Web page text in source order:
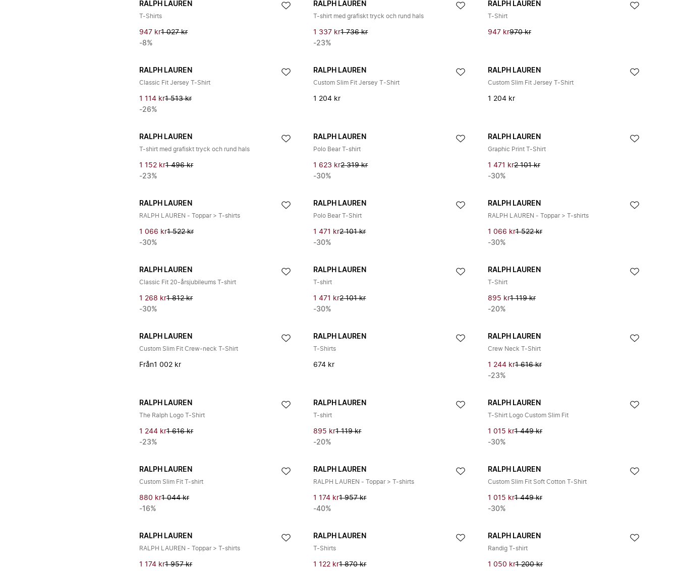
RALPH LAUREN
T-Shirts
947 kr1 027 kr
-8%
RALPH LAUREN
T-shirt med grafiskt tryck och rund hals
1 337 kr1 736 kr
-23%
RALPH LAUREN
T-Shirt
947 kr970 kr
RALPH LAUREN
Classic Fit Jersey T-Shirt
1 114 kr1 513 kr
-26%
RALPH LAUREN
Custom Slim Fit Jersey T‑Shirt
1 204 kr
RALPH LAUREN
Custom Slim Fit Jersey T-Shirt
1 204 kr
RALPH LAUREN
T-shirt med grafiskt tryck och rund hals
1 152 kr1 496 kr
-23%
RALPH LAUREN
Polo Bear T-shirt
1 623 kr2 319 kr
-30%
RALPH LAUREN
Graphic Print T-Shirt
1 471 kr2 101 kr
-30%
RALPH LAUREN
RALPH LAUREN - Toppar > T-shirts
1 066 kr1 522 kr
-30%
RALPH LAUREN
Polo Bear T-Shirt
1 471 kr2 101 kr
-30%
RALPH LAUREN
RALPH LAUREN - Toppar > T-shirts
1 066 kr1 522 kr
-30%
RALPH LAUREN
Classic Fit 20-årsjubileums T-shirt
1 268 kr1 812 kr
-30%
RALPH LAUREN
T-shirt
1 471 kr2 101 kr
-30%
RALPH LAUREN
T-Shirt
895 kr1 119 kr
-20%
RALPH LAUREN
Custom Slim Fit Crew-neck T-Shirt
Från1 002 kr
RALPH LAUREN
T-Shirts
674 kr
RALPH LAUREN
Crew Neck T-Shirt
1 244 kr1 616 kr
-23%
RALPH LAUREN
The Ralph Logo T-Shirt
1 244 kr1 616 kr
-23%
RALPH LAUREN
T-shirt
895 kr1 119 kr
-20%
RALPH LAUREN
T-Shirt Logo Custom Slim Fit
1 015 kr1 449 kr
-30%
RALPH LAUREN
Custom Slim Fit T-shirt
880 kr1 044 kr
-16%
RALPH LAUREN
RALPH LAUREN - Toppar > T-shirts
1 174 kr1 957 kr
-40%
RALPH LAUREN
Custom Slim Fit Soft Cotton T-Shirt
1 015 kr1 449 kr
-30%
RALPH LAUREN
RALPH LAUREN - Toppar > T-shirts
1 174 kr1 957 kr
RALPH LAUREN
T-Shirts
1 122 kr1 870 kr
RALPH LAUREN
Randig T-shirt
1 050 kr1 200 kr